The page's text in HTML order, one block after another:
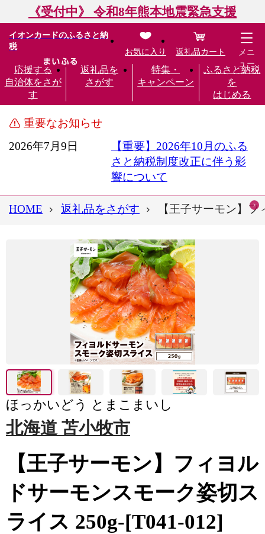
《受付中》 令和8年熊本地震緊急支援
イオンカードのふるさと納
税
応援する
自治体をさが
す
返礼品を
さがす
特集・
キャンペーン
ふるさと納税
を
はじめる
お気に入り 返礼品カート
メニ
ュー
重要なお知らせ
2026年7月9日
【重要】2026年10月のふる
さと納税制度改正に伴う影
響について
HOME 返礼品をさがす 【王子サーモン】
ほっかいどう とまこまいし
北海道 苫小牧市
【王子サーモン】フィヨル
ドサーモンスモーク姿切ス
ライス 250g-[T041-012]